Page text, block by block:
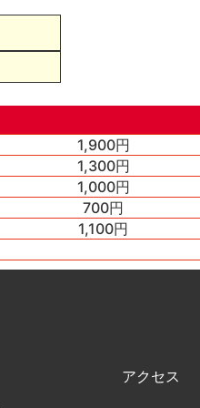
1,900円
1,300円
1,000円
700円
1,100円
アクセス